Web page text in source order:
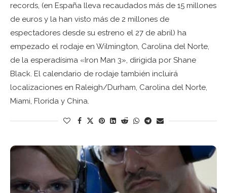
records, (en España lleva recaudados más de 15 millones
de euros y la han visto más de 2 millones de
espectadores desde su estreno el 27 de abril) ha
empezado el rodaje en Wilmington, Carolina del Norte,
de la esperadísima «Iron Man 3», dirigida por Shane
Black. El calendario de rodaje también incluirá
localizaciones en Raleigh/Durham, Carolina del Norte,
Miami, Florida y China.